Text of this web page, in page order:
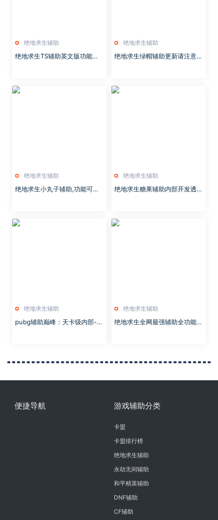
绝地求生辅助
绝地求生TS辅助英文版功能：
绝地求生辅助
绝地求生绿帽辅助更新请注意查
绝地求生辅助
绝地求生小丸子辅助,功能可全
绝地求生辅助
绝地求生糖果辅助内部开发透视
绝地求生辅助
pubg辅助巅峰：天卡级内部-可
绝地求生辅助
绝地求生全网最强辅助全功能版
便捷导航 游戏辅助分类
卡盟
卡盟排行榜
绝地求生辅助
永劫无间辅助
和平精英辅助
DNF辅助
CF辅助